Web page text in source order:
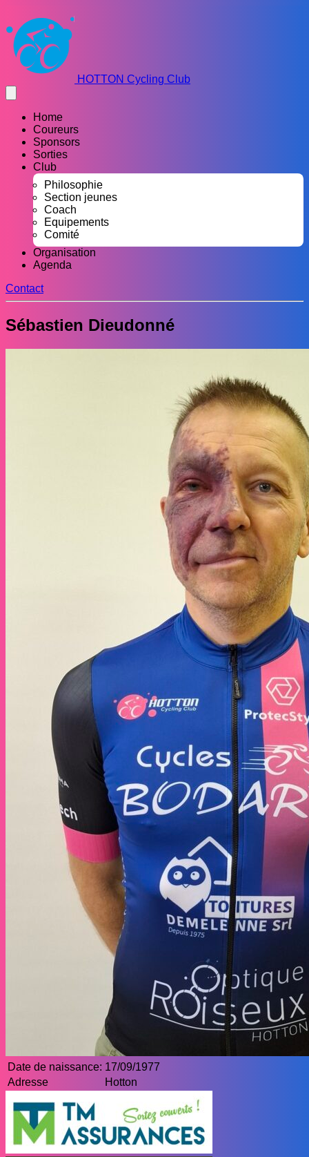
HOTTON Cycling Club
Home
Coureurs
Sponsors
Sorties
Club
Philosophie
Section jeunes
Coach
Equipements
Comité
Organisation
Agenda
Contact
Sébastien Dieudonné
Date de naissance: 17/09/1977
Adresse
Hotton